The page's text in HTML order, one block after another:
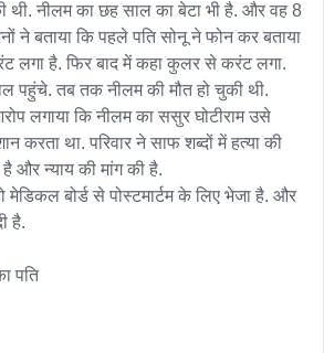
थी. नीलम का छह साल का बेटा भी है. और वह 8
ने बताया कि पहले पति सोनू ने फोन कर बताया
लगा है. फिर बाद में कहा कुलर से करंट लगा.
पहुंचे. तब तक नीलम की मौत हो चुकी थी.
लगाया कि नीलम का ससुर घोटीराम उसे
करता था. परिवार ने साफ शब्दों में हत्या की
और न्याय की मांग की है.
बोर्ड से पोस्टमार्टम के लिए भेजा है. और
है.
पति